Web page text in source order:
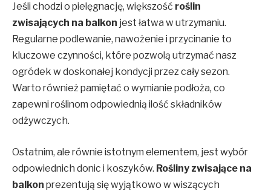
Jeśli chodzi o pielęgnację, większość roślin
zwisających na balkon jest łatwa w utrzymaniu.
Regularne podlewanie, nawożenie i przycinanie to
kluczowe czynności, które pozwolą utrzymać nasz
ogródek w doskonałej kondycji przez cały sezon.
Warto również pamiętać o wymianie podłoża, co
zapewni roślinom odpowiednią ilość składników
odżywczych.
Ostatnim, ale równie istotnym elementem, jest wybór
odpowiednich donic i koszyków. Rośliny zwisające na
balkon prezentują się wyjątkowo w wiszących